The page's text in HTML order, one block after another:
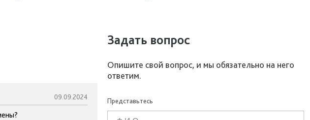
09.09.2024
Задать вопрос
Опишите свой вопрос, и мы обязательно на него
ответим.
Представьтесь